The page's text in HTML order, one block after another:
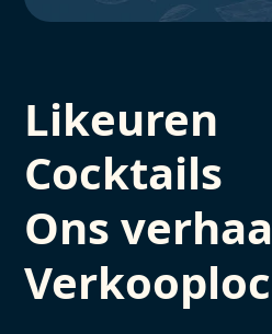
Likeuren
Cocktails
Ons